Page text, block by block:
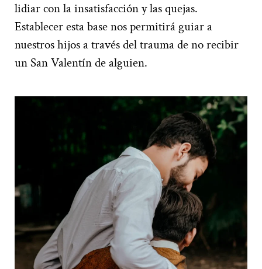
lidiar con la insatisfacción y las quejas.
Establecer esta base nos permitirá guiar a
nuestros hijos a través del trauma de no recibir
un San Valentín de alguien.